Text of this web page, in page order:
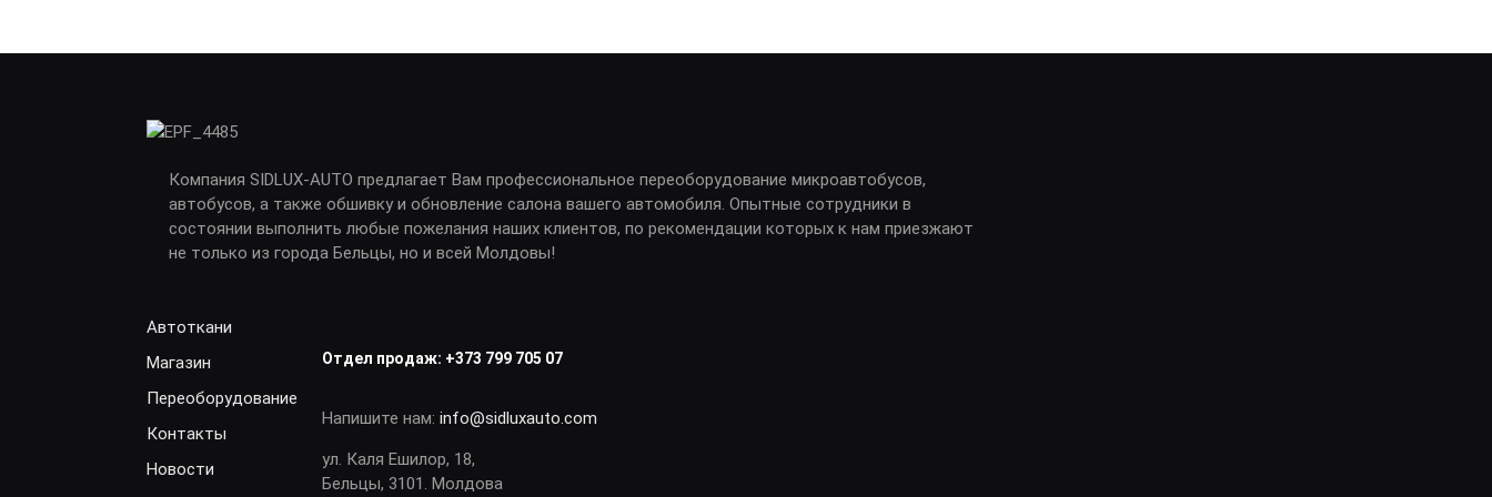
Компания SIDLUX-AUTO предлагает Вам профессиональное переоборудование микроавтобусов,
автобусов, а также обшивку и обновление салона вашего автомобиля. Опытные сотрудники в
состоянии выполнить любые пожелания наших клиентов, по рекомендации которых к нам приезжают
не только из города Бельцы, но и всей Молдовы!
Автоткани
Магазин
Переоборудование
Контакты
Новости
Отдел продаж: +373 799 705 07
Напишите нам:info@sidluxauto.com
ул. Каля Ешилор, 18,
Бельцы, 3101. Молдова